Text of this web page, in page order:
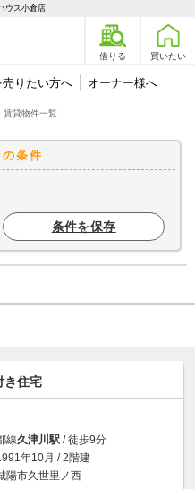
ウス小倉店
借りる 買いたい
りたい方へ オーナー様へ
賃貸物件一覧
条件
条件を保存
き住宅
線久津川駅/ 徒歩9分
年10月 / 2階建
陽市久世里ノ西